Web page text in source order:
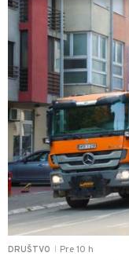
DRUŠTVO Pre 10 h